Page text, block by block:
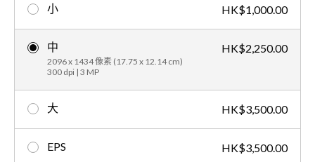
小 HK$1,000.00
中
2096 x 1434 像素 (17.75 x 12.14 cm)
300 dpi | 3 MP
HK$2,250.00
大 HK$3,500.00
EPS HK$3,500.00